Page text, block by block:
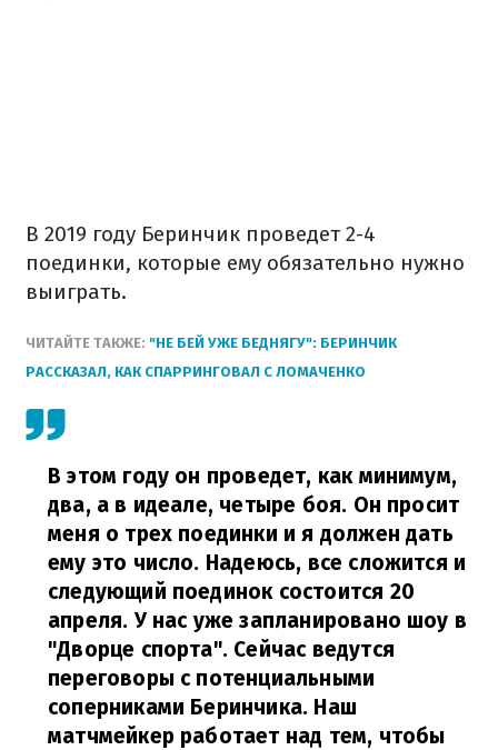
В 2019 году Беринчик проведет 2-4
поединки, которые ему обязательно нужно
выиграть.
ЧИТАЙТЕ ТАКЖЕ: "НЕ БЕЙ УЖЕ БЕДНЯГУ": БЕРИНЧИК
РАССКАЗАЛ, КАК СПАРРИНГОВАЛ С ЛОМАЧЕНКО
В этом году он проведет, как минимум,
два, а в идеале, четыре боя. Он просит
меня о трех поединки и я должен дать
ему это число. Надеюсь, все сложится и
следующий поединок состоится 20
апреля. У нас уже запланировано шоу в
"Дворце спорта". Сейчас ведутся
переговоры с потенциальными
соперниками Беринчика. Наш
матчмейкер работает над тем, чтобы